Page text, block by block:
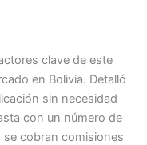
clave de este
en Bolivia. Detalló
sin necesidad
con un número de
se cobran comisiones